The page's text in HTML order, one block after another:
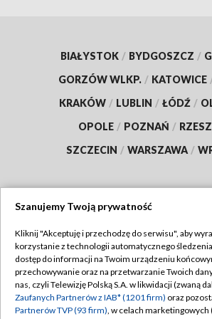
BIAŁYSTOK / BYDGOSZCZ /
GORZÓW WLKP. / KATOWICE
KRAKÓW / LUBLIN / ŁÓDŹ /
OPOLE / POZNAŃ /
SZCZECIN / WARSZAWA /
TVP
Abonament TVP
Emisja w TVP
Regulamin TVP
Polityka
Szanujemy Twoją prywatność
Kliknij "Akceptuję i przechodzę do serwisu", aby
korzystanie z technologii automatycznego
dostęp do informacji na Twoim urządzeniu
przechowywanie oraz na przetwarzanie Twoich
nas, czyli Telewizję Polską S.A. w likwidacji (zwaną
Zaufanych Partnerów z IAB* (1201 firm) oraz
Partnerów TVP (93 firm), w celach marketingowych